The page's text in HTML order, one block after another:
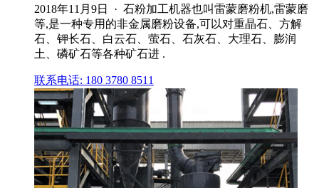
2018年11月9日 · 石粉加工机器也叫雷蒙磨粉机,雷蒙磨
等,是一种专用的非金属磨粉设备,可以对重晶石、方解
石、钾长石、白云石、萤石、石灰石、大理石、膨润
土、磷矿石等各种矿石进 .
联系电话: 180 3780 8511